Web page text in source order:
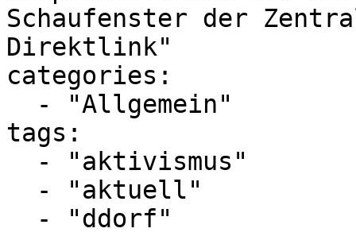
Schaufenster der
Direktlink"
categories:
tags: